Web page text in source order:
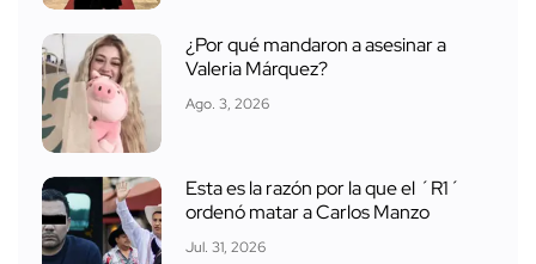
¿Por qué mandaron a asesinar a
Valeria Márquez?
Ago. 3, 2026
Esta es la razón por la que el ´R1´
ordenó matar a Carlos Manzo
Jul. 31, 2026